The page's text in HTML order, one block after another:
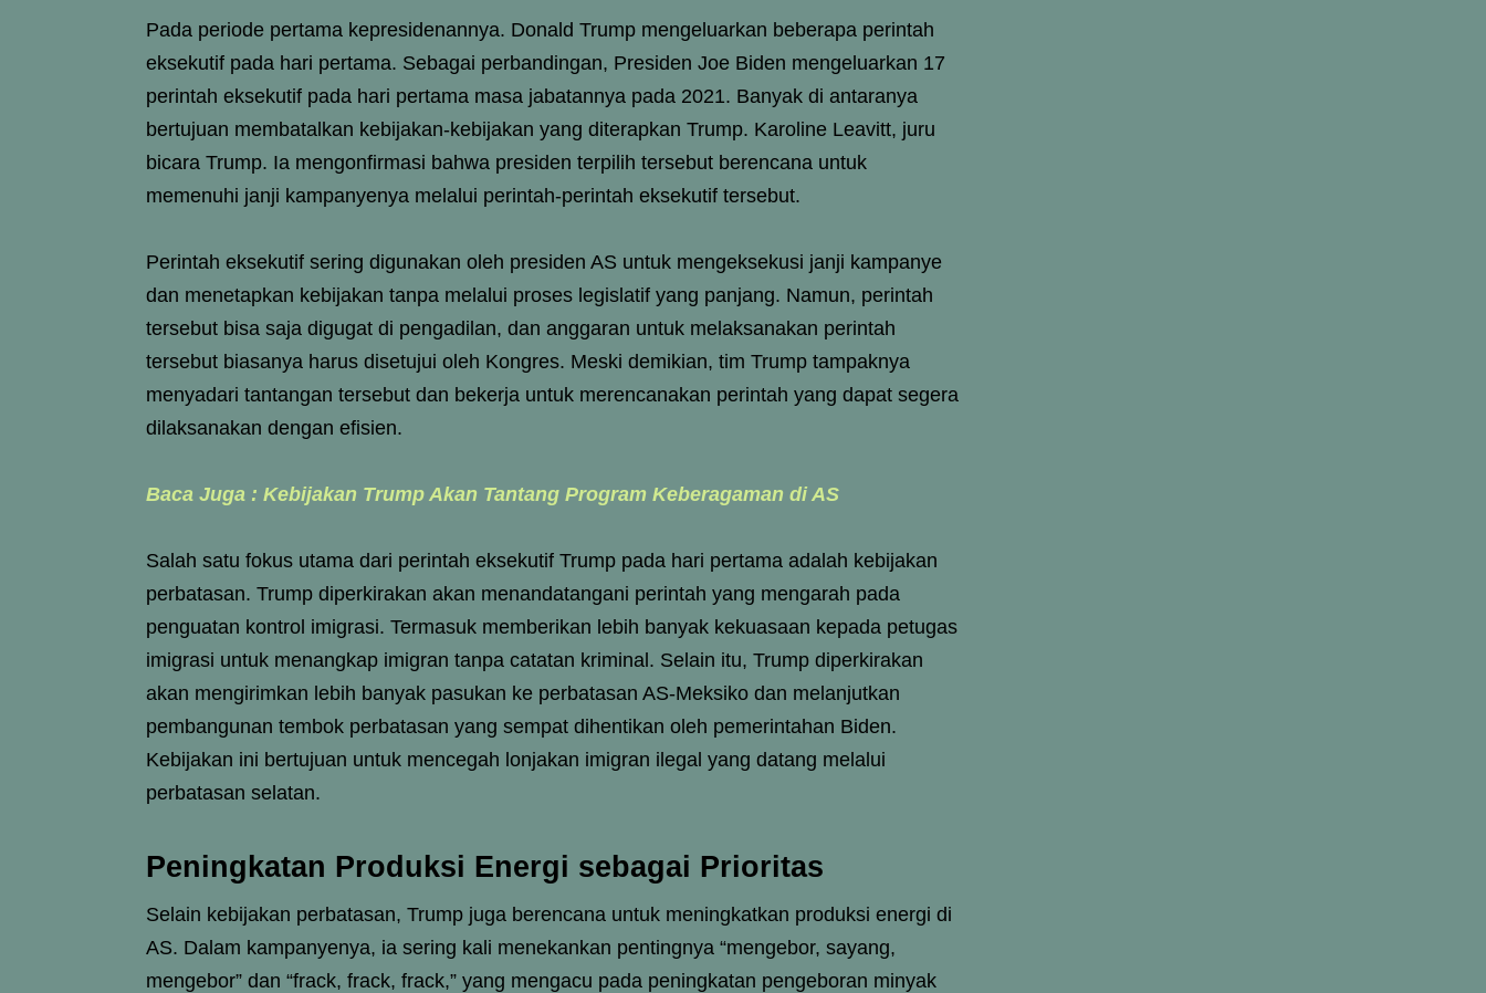
Pada periode pertama kepresidenannya. Donald Trump mengeluarkan beberapa perintah
eksekutif pada hari pertama. Sebagai perbandingan, Presiden Joe Biden mengeluarkan 17
perintah eksekutif pada hari pertama masa jabatannya pada 2021. Banyak di antaranya
bertujuan membatalkan kebijakan-kebijakan yang diterapkan Trump. Karoline Leavitt, juru
bicara Trump. Ia mengonfirmasi bahwa presiden terpilih tersebut berencana untuk
memenuhi janji kampanyenya melalui perintah-perintah eksekutif tersebut.
Perintah eksekutif sering digunakan oleh presiden AS untuk mengeksekusi janji kampanye
dan menetapkan kebijakan tanpa melalui proses legislatif yang panjang. Namun, perintah
tersebut bisa saja digugat di pengadilan, dan anggaran untuk melaksanakan perintah
tersebut biasanya harus disetujui oleh Kongres. Meski demikian, tim Trump tampaknya
menyadari tantangan tersebut dan bekerja untuk merencanakan perintah yang dapat segera
dilaksanakan dengan efisien.
Baca Juga : Kebijakan Trump Akan Tantang Program Keberagaman di AS
Salah satu fokus utama dari perintah eksekutif Trump pada hari pertama adalah kebijakan
perbatasan. Trump diperkirakan akan menandatangani perintah yang mengarah pada
penguatan kontrol imigrasi. Termasuk memberikan lebih banyak kekuasaan kepada petugas
imigrasi untuk menangkap imigran tanpa catatan kriminal. Selain itu, Trump diperkirakan
akan mengirimkan lebih banyak pasukan ke perbatasan AS-Meksiko dan melanjutkan
pembangunan tembok perbatasan yang sempat dihentikan oleh pemerintahan Biden.
Kebijakan ini bertujuan untuk mencegah lonjakan imigran ilegal yang datang melalui
perbatasan selatan.
Peningkatan Produksi Energi sebagai Prioritas
Selain kebijakan perbatasan, Trump juga berencana untuk meningkatkan produksi energi di
AS. Dalam kampanyenya, ia sering kali menekankan pentingnya “mengebor, sayang,
mengebor” dan “frack, frack, frack,” yang mengacu pada peningkatan pengeboran minyak